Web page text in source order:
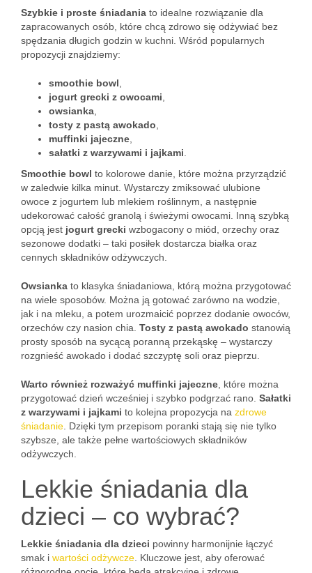
Szybkie i proste śniadania to idealne rozwiązanie dla
zapracowanych osób, które chcą zdrowo się odżywiać bez
spędzania długich godzin w kuchni. Wśród popularnych
propozycji znajdziemy:
smoothie bowl
jogurt grecki z owocami
owsianka
tosty z pastą awokado
muffinki jajeczne
sałatki z warzywami i jajkami
Smoothie bowl to kolorowe danie, które można przyrządzić
w zaledwie kilka minut. Wystarczy zmiksować ulubione
owoce z jogurtem lub mlekiem roślinnym, a następnie
udekorować całość granolą i świeżymi owocami. Inną szybką
opcją jest jogurt grecki wzbogacony o miód, orzechy oraz
sezonowe dodatki – taki posiłek dostarcza białka oraz
cennych składników odżywczych.
Owsianka to klasyka śniadaniowa, którą można przygotować
na wiele sposobów. Można ją gotować zarówno na wodzie,
jak i na mleku, a potem urozmaicić poprzez dodanie owoców,
orzechów czy nasion chia. Tosty z pastą awokado stanowią
prosty sposób na sycącą poranną przekąskę – wystarczy
rozgnieść awokado i dodać szczyptę soli oraz pieprzu.
Warto również rozważyć muffinki jajeczne , które można
przygotować dzień wcześniej i szybko podgrzać rano. Sałatki
z warzywami i jajkami to kolejna propozycja na zdrowe
śniadanie . Dzięki tym przepisom poranki stają się nie tylko
szybsze, ale także pełne wartościowych składników
odżywczych.
Lekkie śniadania dla
dzieci – co wybrać?
Lekkie śniadania dla dzieci powinny harmonijnie łączyć
smak i wartości odżywcze . Kluczowe jest, aby oferować